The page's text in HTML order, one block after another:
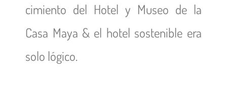
cimiento del Hotel y Museo de la
Casa Maya & el hotel sostenible era
solo lógico.